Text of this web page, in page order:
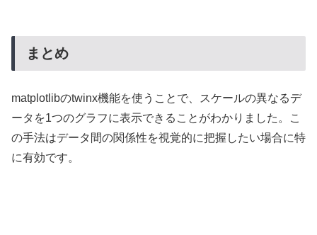
まとめ
matplotlibのtwinx機能を使うことで、スケールの異なるデ
ータを1つのグラフに表示できることがわかりました。こ
の手法はデータ間の関係性を視覚的に把握したい場合に特
に有効です。